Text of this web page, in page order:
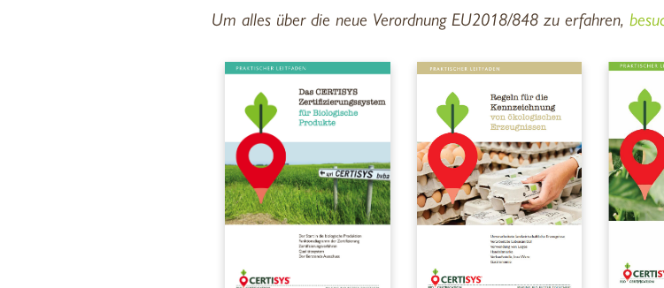
Um alles über die neue Verordnung EU2018/848 zu erfahren,